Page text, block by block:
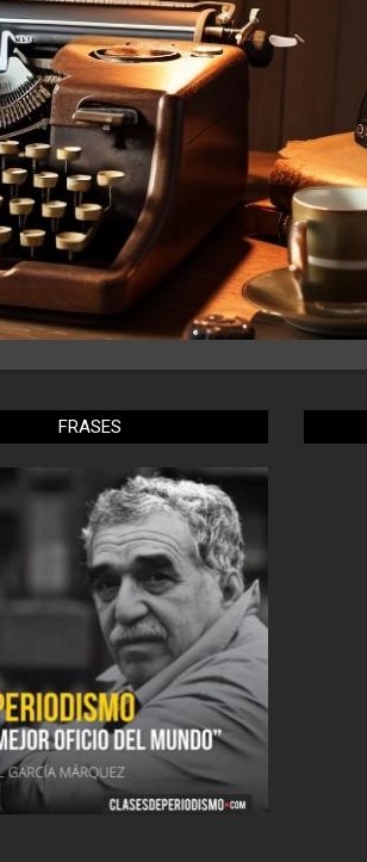
FRASES